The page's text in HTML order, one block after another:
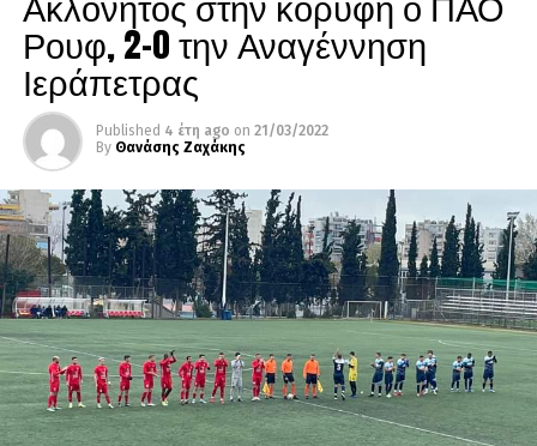
Ρουφ, 2-0 την Αναγέννηση
Ιεράπετρας
Published 4 έτη ago on 21/03/2022
By Θανάσης Ζαχάκης